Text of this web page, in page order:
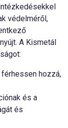
védelméről,
A Kismetál
hozzá,
és a
és